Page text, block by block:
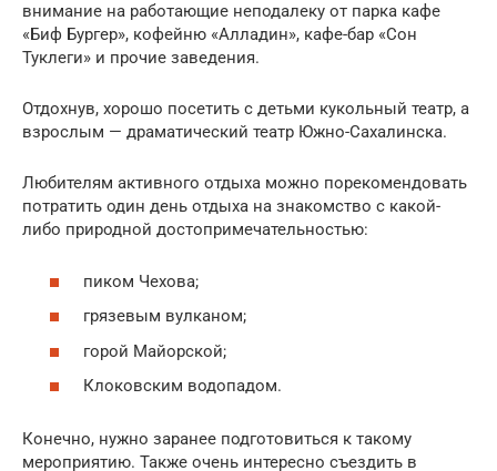
внимание на работающие неподалеку от парка кафе
«Биф Бургер», кофейню «Алладин», кафе-бар «Сон
Туклеги» и прочие заведения.
Отдохнув, хорошо посетить с детьми кукольный театр, а
взрослым — драматический театр Южно-Сахалинска.
Любителям активного отдыха можно порекомендовать
потратить один день отдыха на знакомство с какой-
либо природной достопримечательностью:
пиком Чехова;
грязевым вулканом;
горой Майорской;
Клоковским водопадом.
Конечно, нужно заранее подготовиться к такому
мероприятию. Также очень интересно съездить в